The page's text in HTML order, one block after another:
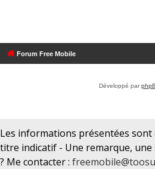
Forum Free Mobile
Développé par
Les informations présentées sont
titre indicatif - Une remarque,
? Me contacter :